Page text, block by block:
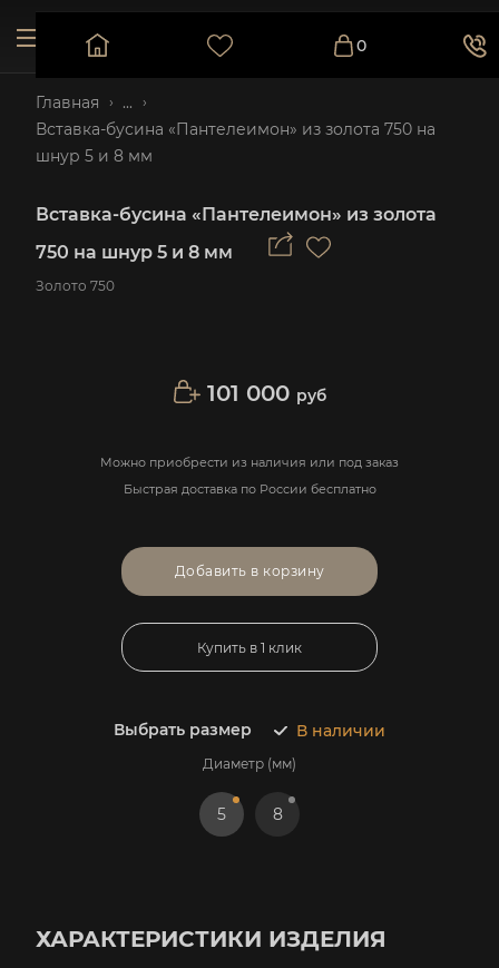
0
Главная
...
Вставка-бусина «Пантелеимон» из золота 750 на
шнур 5 и 8 мм
Вставка-бусина «Пантелеимон» из золота
750 на шнур 5 и 8 мм
Золото 750
101 000 руб
Можно приобрести из наличия или под заказ
Быстрая доставка по России бесплатно
Выбрать размер В наличии
Диаметр (мм)
5 8
Добавить в корзину
Купить в 1 клик
ХАРАКТЕРИСТИКИ ИЗДЕЛИЯ